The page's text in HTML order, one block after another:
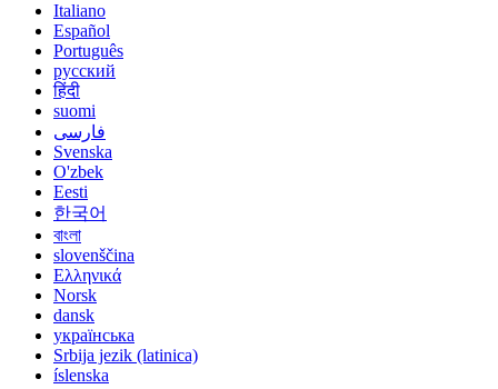
Italiano
Español
Português
русский
हिंदी
suomi
فارسی
Svenska
O'zbek
Eesti
한국어
বাংলা
slovenščina
Ελληνικά
Norsk
dansk
українська
Srbija jezik (latinica)
íslenska